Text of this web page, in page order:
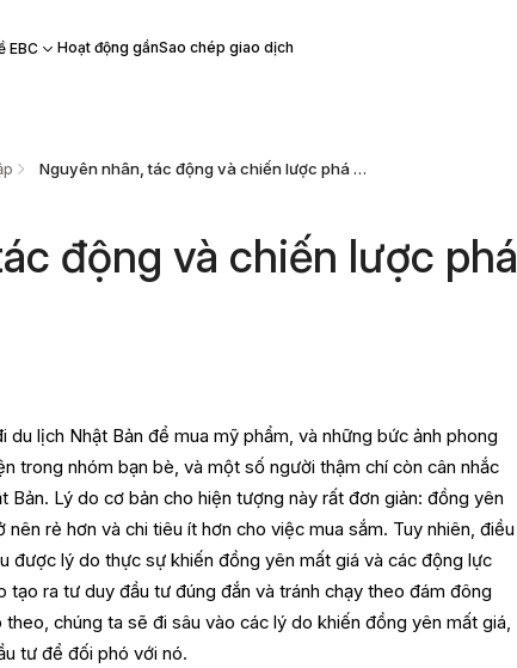
EBC Hoạt động gầnSao chép giao dịch
Nguyên nhân, tác động và chiến lược phá giá đồng Yên
động và chiến lược phá
du lịch Nhật Bản để mua mỹ phẩm, và những bức ảnh phong
trong nhóm bạn bè, và một số người thậm chí còn cân nhắc
Bản. Lý do cơ bản cho hiện tượng này rất đơn giản: đồng yên
rẻ hơn và chi tiêu ít hơn cho việc mua sắm. Tuy nhiên, điều
được lý do thực sự khiến đồng yên mất giá và các động lực
tạo ra tư duy đầu tư đúng đắn và tránh chạy theo đám đông
chúng ta sẽ đi sâu vào các lý do khiến đồng yên mất giá,
tư để đối phó với nó.